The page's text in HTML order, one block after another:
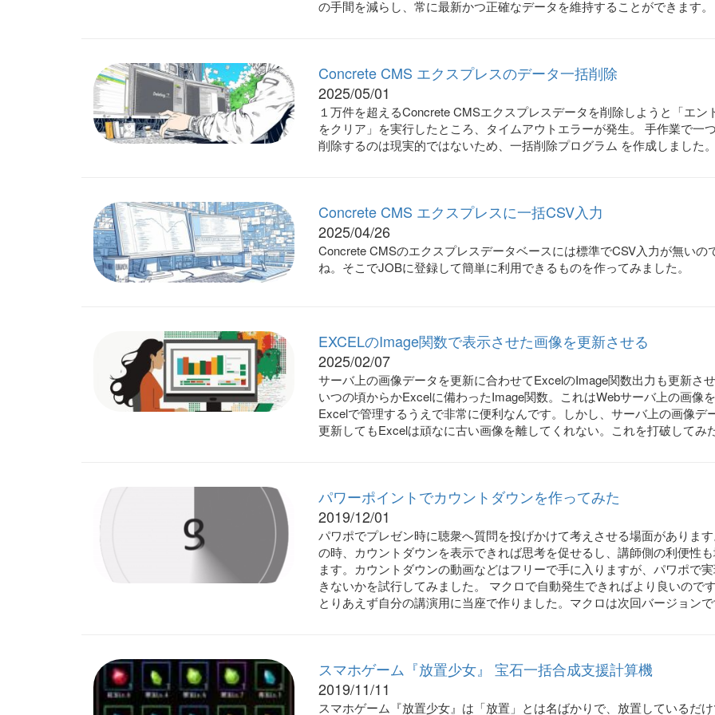
の手間を減らし、常に最新かつ正確なデータを維持することができます。
Concrete CMS エクスプレスのデータ一括削除
2025/05/01
１万件を超えるConcrete CMSエクスプレスデータを削除しようと「エン
をクリア」を実行したところ、タイムアウトエラーが発生。 手作業で一
削除するのは現実的ではないため、一括削除プログラム を作成しました。
Concrete CMS エクスプレスに一括CSV入力
2025/04/26
Concrete CMSのエクスプレスデータベースには標準でCSV入力が無いの
ね。そこでJOBに登録して簡単に利用できるものを作ってみました。
EXCELのImage関数で表示させた画像を更新させる
2025/02/07
サーバ上の画像データを更新に合わせてExcelのImage関数出力も更新させ
いつの頃からかExcelに備わったImage関数。これはWebサーバ上の画像を
Excelで管理するうえで非常に便利なんです。しかし、サーバ上の画像デ
更新してもExcelは頑なに古い画像を離してくれない。これを打破してみた
パワーポイントでカウントダウンを作ってみた
2019/12/01
パワポでプレゼン時に聴衆へ質問を投げかけて考えさせる場面がありま
の時、カウントダウンを表示できれば思考を促せるし、講師側の利便性
ます。カウントダウンの動画などはフリーで手に入りますが、パワポで
きないかを試行してみました。 マクロで自動発生できればより良いのです
とりあえず自分の講演用に当座で作りました。マクロは次回バージョンで
スマホゲーム『放置少女』 宝石一括合成支援計算機
2019/11/11
スマホゲーム『放置少女』は「放置」とは名ばかりで、放置しているだ